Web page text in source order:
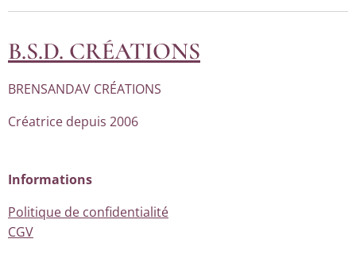
B.S.D. CRÉATIONS
BRENSANDAV CRÉATIONS
Créatrice depuis 2006
Informations
Politique de confidentialité
CGV